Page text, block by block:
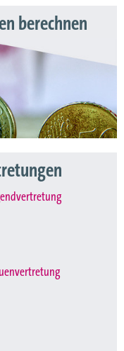
berechnen